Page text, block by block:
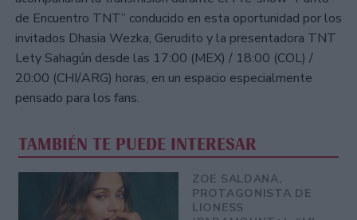
de Encuentro TNT” conducido en esta oportunidad por los
invitados Dhasia Wezka, Gerudito y la presentadora TNT
Lety Sahagún desde las 17:00 (MEX) / 18:00 (COL) /
20:00 (CHI/ARG) horas, en un espacio especialmente
pensado para los fans.
TAMBIÉN TE PUEDE INTERESAR
ZOE SALDANA,
PROTAGONISTA DE
LIONESS